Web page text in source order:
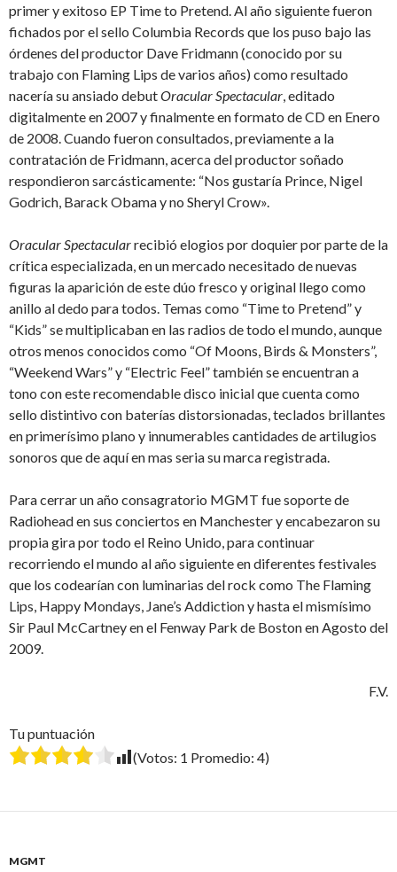
primer y exitoso EP Time to Pretend. Al año siguiente fueron
fichados por el sello Columbia Records que los puso bajo las
órdenes del productor Dave Fridmann (conocido por su
trabajo con Flaming Lips de varios años) como resultado
nacería su ansiado debutOracular Spectacular , editado
digitalmente en 2007 y finalmente en formato de CD en Enero
de 2008. Cuando fueron consultados, previamente a la
contratación de Fridmann, acerca del productor soñado
respondieron sarcásticamente: “Nos gustaría Prince, Nigel
Godrich, Barack Obama y no Sheryl Crow».
Oracular Spectacularrecibió elogios por doquier por parte de la
crítica especializada, en un mercado necesitado de nuevas
figuras la aparición de este dúo fresco y original llego como
anillo al dedo para todos. Temas como “Time to Pretend” y
“Kids” se multiplicaban en las radios de todo el mundo, aunque
otros menos conocidos como “Of Moons, Birds & Monsters”,
“Weekend Wars” y “Electric Feel” también se encuentran a
tono con este recomendable disco inicial que cuenta como
sello distintivo con baterías distorsionadas, teclados brillantes
en primerísimo plano y innumerables cantidades de artilugios
sonoros que de aquí en mas seria su marca registrada.
Para cerrar un año consagratorio MGMT fue soporte de
Radiohead en sus conciertos en Manchester y encabezaron su
propia gira por todo el Reino Unido, para continuar
recorriendo el mundo al año siguiente en diferentes festivales
que los codearían con luminarias del rock como The Flaming
Lips, Happy Mondays, Jane’s Addiction y hasta el mismísimo
Sir Paul McCartney en el Fenway Park de Boston en Agosto del
2009.
F.V.
Tu puntuación
(Votos: 1 Promedio: 4)
MGMT